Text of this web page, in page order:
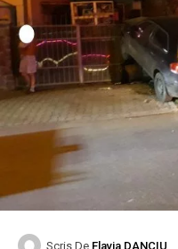
Scris De Flavia DANCIU